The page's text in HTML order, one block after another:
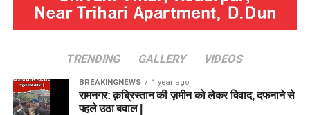
TRENDING GALLERY VIDEOS
BREAKINGNEWS 1 year ago
रामनगर: क़ब्रिस्तान की ज़मीन को लेकर विवाद, दफनाने से
पहले उठा बवाल |